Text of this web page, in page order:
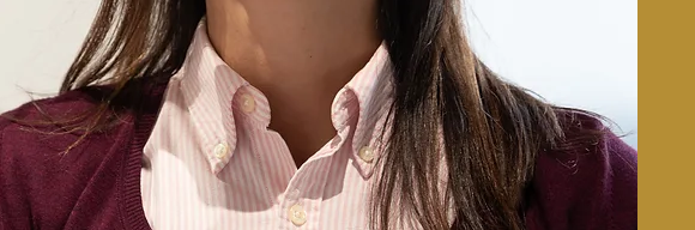
Diese Fähigkeit lässt jedoch mit zunehmendem Alter
Die Folge ist eine Verschlechterung des
Um eine Verbesserung zu erzielen, ist es notwendig die
abzutragen.